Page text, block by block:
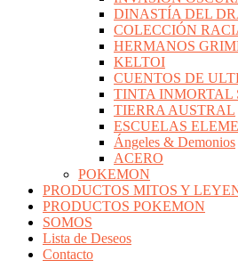
DINASTÍA DEL
COLECCIÓN
HERMANOS
KELTOI
CUENTOS DE
TINTA INMORTAL
TIERRA AUSTRAL
ESCUELAS
Ángeles & Demonios
ACERO
POKEMON
PRODUCTOS MITOS Y
PRODUCTOS POKEMON
SOMOS
Lista de Deseos
Contacto